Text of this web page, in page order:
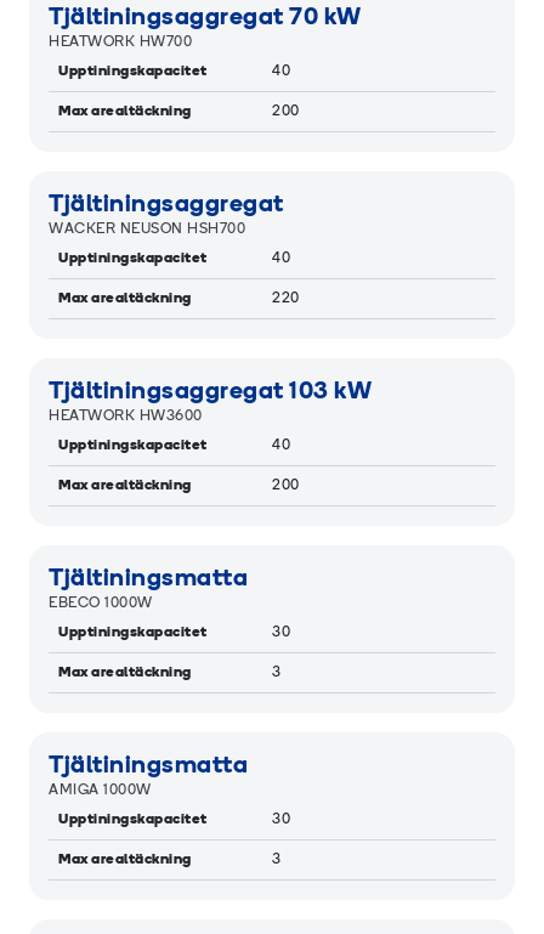
Tjältiningsaggregat 70 kW
HEATWORK HW700
Upptiningskapacitet
40
Max arealtäckning 200
Tjältiningsaggregat
WACKER NEUSON HSH700
Upptiningskapacitet
40
Max arealtäckning 220
Tjältiningsaggregat 103 kW
HEATWORK HW3600
Upptiningskapacitet
40
Max arealtäckning 200
Tjältiningsmatta
EBECO 1000W
Upptiningskapacitet
30
Max arealtäckning 3
Tjältiningsmatta
AMIGA 1000W
Upptiningskapacitet
30
Max arealtäckning 3